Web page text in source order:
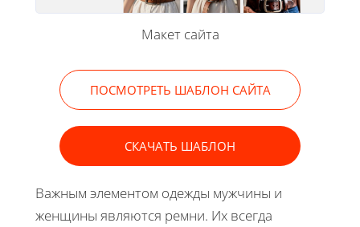
Макет сайта
ПОСМОТРЕТЬ ШАБЛОН САЙТА
СКАЧАТЬ ШАБЛОН
Важным элементом одежды мужчины и
женщины являются ремни. Их всегда